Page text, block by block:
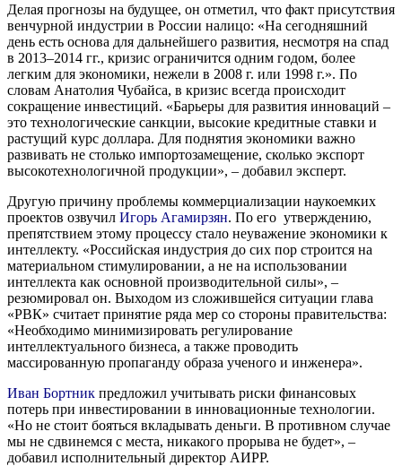
Делая прогнозы на будущее, он отметил, что факт присутствия
венчурной индустрии в России налицо: «На сегодняшний
день есть основа для дальнейшего развития, несмотря на спад
в 2013–2014 гг., кризис ограничится одним годом, более
легким для экономики, нежели в 2008 г. или 1998 г.». По
словам Анатолия Чубайса, в кризис всегда происходит
сокращение инвестиций. «Барьеры для развития инноваций –
это технологические санкции, высокие кредитные ставки и
растущий курс доллара. Для поднятия экономики важно
развивать не столько импортозамещение, сколько экспорт
высокотехнологичной продукции», – добавил эксперт.
Другую причину проблемы коммерциализации наукоемких
проектов озвучил Игорь Агамирзян. По его утверждению,
препятствием этому процессу стало неуважение экономики к
интеллекту. «Российская индустрия до сих пор строится на
материальном стимулировании, а не на использовании
интеллекта как основной производительной силы», –
резюмировал он. Выходом из сложившейся ситуации глава
«РВК» считает принятие ряда мер со стороны правительства:
«Необходимо минимизировать регулирование
интеллектуального бизнеса, а также проводить
массированную пропаганду образа ученого и инженера».
Иван Бортник предложил учитывать риски финансовых
потерь при инвестировании в инновационные технологии.
«Но не стоит бояться вкладывать деньги. В противном случае
мы не сдвинемся с места, никакого прорыва не будет», –
добавил исполнительный директор АИРР.